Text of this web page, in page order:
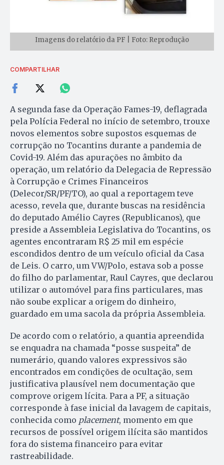
Imagens do relatório da PF | Foto: Reprodução
COMPARTILHAR
A segunda fase da Operação Fames-19, deflagrada
pela Polícia Federal no início de setembro, trouxe
novos elementos sobre supostos esquemas de
corrupção no Tocantins durante a pandemia de
Covid-19. Além das apurações no âmbito da
operação, um relatório da Delegacia de Repressão
à Corrupção e Crimes Financeiros
(Delecor/SR/PF/TO), ao qual a reportagem teve
acesso, revela que, durante buscas na residência
do deputado Amélio Cayres (Republicanos), que
preside a Assembleia Legislativa do Tocantins, os
agentes encontraram R$ 25 mil em espécie
escondidos dentro de um veículo oficial da Casa
de Leis. O carro, um VW/Polo, estava sob a posse
do filho do parlamentar, Raul Cayres, que declarou
utilizar o automóvel para fins particulares, mas
não soube explicar a origem do dinheiro,
guardado em uma sacola da própria Assembleia.
De acordo com o relatório, a quantia apreendida
se enquadra na chamada “posse suspeita” de
numerário, quando valores expressivos são
encontrados em condições de ocultação, sem
justificativa plausível nem documentação que
comprove origem lícita. Para a PF, a situação
corresponde à fase inicial da lavagem de capitais,
conhecida como placement, momento em que
recursos de possível origem ilícita são mantidos
fora do sistema financeiro para evitar
rastreabilidade.